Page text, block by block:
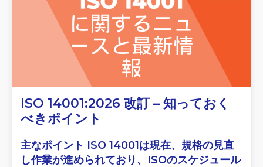
ISO 14001:2026 改訂 – 知っておく
べきポイント
主なポイント ISO 14001は現在、規格の見直
し作業が進められており、ISOのスケジュール